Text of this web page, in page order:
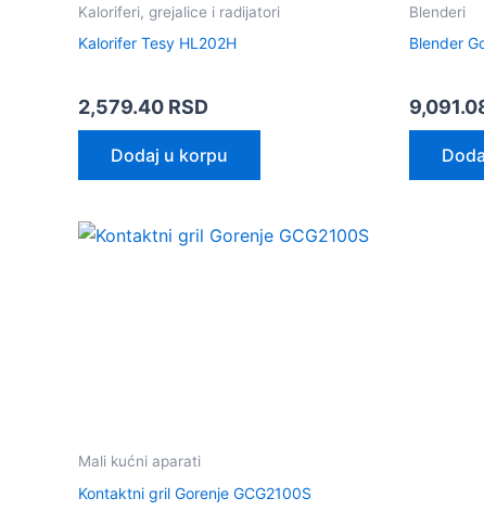
Kaloriferi, grejalice i radijatori
Kalorifer Tesy HL202H
2,579.40 RSD
Dodaj u korpu
Blenderi
Blender
Mali kućni aparati
Kontaktni gril Gorenje GCG2100S